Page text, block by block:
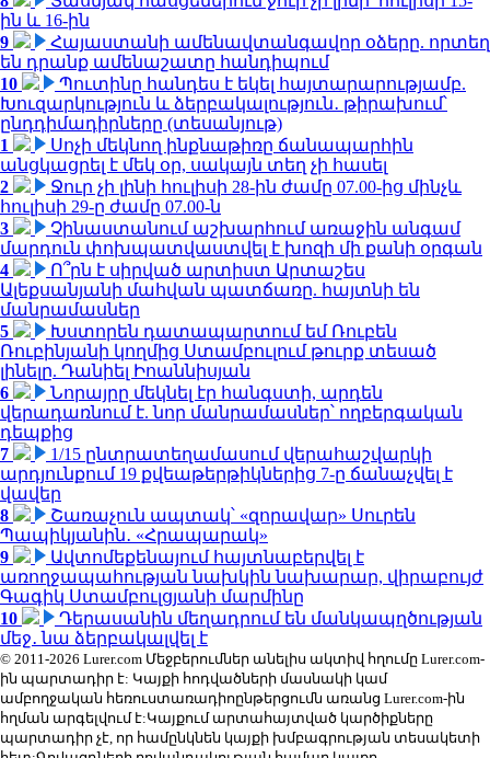
ին և 16-ին
9
Հայաստանի ամենավտանգավոր օձերը. որտեղ
են դրանք ամենաշատը հանդիպում
10
Պուտինը հանդես է եկել հայտարարությամբ.
Խուզարկություն և ձերբակալություն․ թիրախում՝
ընդդիմադիրները (տեսանյութ)
1
Սոչի մեկնող ինքնաթիռը ճանապարհին
անցկացրել է մեկ օր, սակայն տեղ չի հասել
2
Ջուր չի լինի հուլիսի 28-ին ժամը 07.00-ից մինչև
հուլիսի 29-ը ժամը 07.00-ն
3
Չինաստանում աշխարհում առաջին անգամ
մարդուն փոխպատվաստվել է խոզի մի քանի օրգան
4
Ո՞րն է սիրված արտիստ Արտաշես
Ալեքսանյանի մահվան պատճառը. հայտնի են
մանրամասներ
5
Խստորեն դատապարտում եմ Ռուբեն
Ռուբինյանի կողմից Ստամբուլում թուրք տեսած
լինելը. Դանիել Իոաննիսյան
6
Նորայրը մեկնել էր հանգստի, արդեն
վերադառնում է. նոր մանրամասներ՝ ողբերգական
դեպքից
7
1/15 ընտրատեղամասում վերահաշվարկի
արդյունքում 19 քվեաթերթիկներից 7-ը ճանաչվել է
վավեր
8
Շառաչուն ապտակ՝ «զորավար» Սուրեն
Պապիկյանին․ «Հրապարակ»
9
Ավտոմեքենայում հայտնաբերվել է
առողջապահության նախկին նախարար, վիրաբույժ
Գագիկ Ստամբուլցյանի մարմինը
10
Դերասանին մեղադրում են մանկապղծության
մեջ․ նա ձերբակալվել է
© 2011-2026 Lurer.com Մեջբերումներ անելիս ակտիվ հղումը Lurer.com-
ին պարտադիր է: Կայքի հոդվածների մասնակի կամ
ամբողջական հեռուստառադիոընթերցումն առանց Lurer.com-ին
հղման արգելվում է:Կայքում արտահայտված կարծիքները
պարտադիր չէ, որ համընկնեն կայքի խմբագրության տեսակետի